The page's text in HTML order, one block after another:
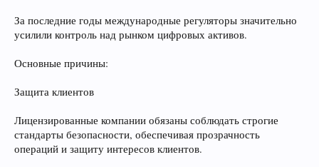
За последние годы международные регуляторы значительно
усилили контроль над рынком цифровых активов.
Основные причины:
Защита клиентов
Лицензированные компании обязаны соблюдать строгие
стандарты безопасности, обеспечивая прозрачность
операций и защиту интересов клиентов.